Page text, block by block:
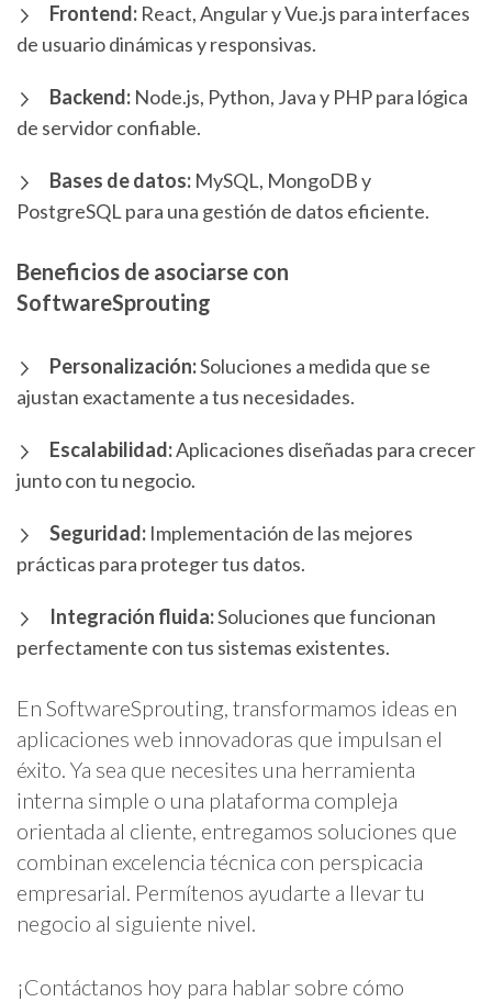
Frontend: React, Angular y Vue.js para interfaces
de usuario dinámicas y responsivas.
Backend: Node.js, Python, Java y PHP para lógica
de servidor confiable.
Bases de datos: MySQL, MongoDB y
PostgreSQL para una gestión de datos eficiente.
Beneficios de asociarse con
SoftwareSprouting
Personalización:Soluciones a medida que se
ajustan exactamente a tus necesidades.
Escalabilidad:Aplicaciones diseñadas para crecer
junto con tu negocio.
Seguridad: Implementación de las mejores
prácticas para proteger tus datos.
Integración fluida:Soluciones que funcionan
perfectamente con tus sistemas existentes.
En SoftwareSprouting, transformamos ideas en
aplicaciones web innovadoras que impulsan el
éxito. Ya sea que necesites una herramienta
interna simple o una plataforma compleja
orientada al cliente, entregamos soluciones que
combinan excelencia técnica con perspicacia
empresarial. Permítenos ayudarte a llevar tu
negocio al siguiente nivel.
¡Contáctanos hoy para hablar sobre cómo